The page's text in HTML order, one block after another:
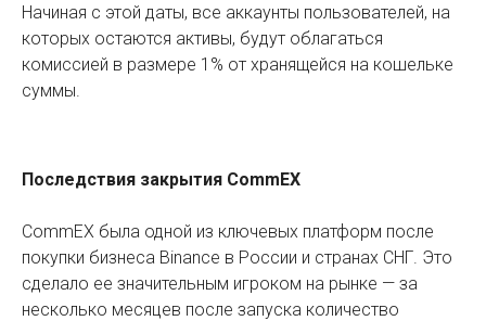
Начиная с этой даты, все аккаунты пользователей, на
которых остаются активы, будут облагаться
комиссией в размере 1% от хранящейся на кошельке
суммы.
Последствия закрытия CommEX
CommEX была одной из ключевых платформ после
покупки бизнеса Binance в России и странах СНГ. Это
сделало ее значительным игроком на рынке — за
несколько месяцев после запуска количество